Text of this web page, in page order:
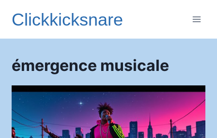
Clickkicksnare
émergence musicale